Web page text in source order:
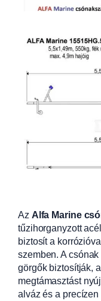
Az Alfa Marine
tűzihorganyzott
biztosít a
szemben. A
görgők biztosítják,
megtámasztást
alváz és a